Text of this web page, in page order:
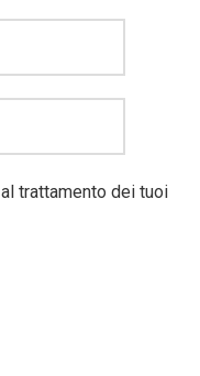
trattamento dei tuoi